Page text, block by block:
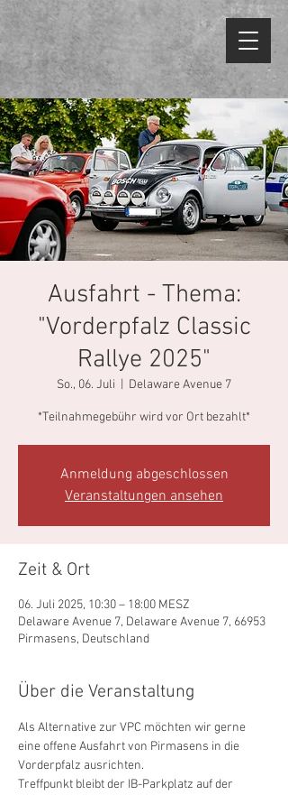
Ausfahrt - Thema:
"Vorderpfalz Classic
Rallye 2025"
So., 06. Juli Delaware Avenue 7
*Teilnahmegebühr wird vor Ort bezahlt*
Anmeldung abgeschlossen
Veranstaltungen ansehen
Zeit & Ort
06. Juli 2025, 10:30 – 18:00 MESZ
Delaware Avenue 7, Delaware Avenue 7, 66953
Pirmasens, Deutschland
Über die Veranstaltung
Als Alternative zur VPC möchten wir gerne
eine offene Ausfahrt von Pirmasens in die
Vorderpfalz ausrichten.
Treffpunkt bleibt der IB-Parkplatz auf der